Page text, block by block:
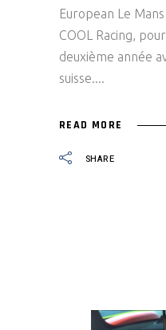
European Le
COOL Racing,
deuxième année
suisse.
READ MORE
SHARE